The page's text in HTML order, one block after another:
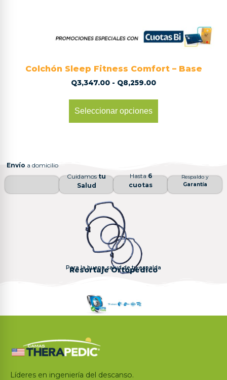
Colchón Sleep Fitness Comfort – Base
Q3,347.00 - Q8,259.00
Seleccionar opciones
Envío a domicilio
Cuidamostu
Salud
Hasta6
cuotas
Respaldo y
Garantía
Resortaje Ortopédico
Para la buena salud de tu espalda
Líderes en ingeniería del descanso.